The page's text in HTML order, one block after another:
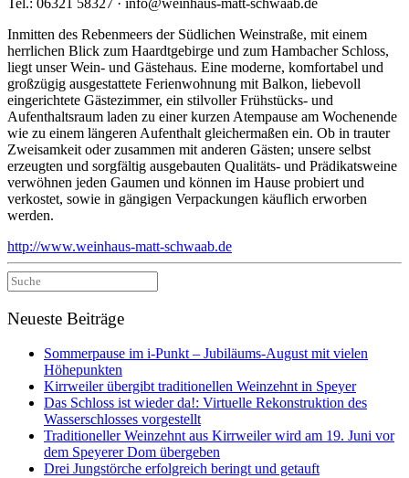
Tel.: 06321 58327 · info@weinhaus-matt-schwaab.de
Inmitten des Rebenmeers der Südlichen Weinstraße, mit einem
herrlichen Blick zum Haardtgebirge und zum Hambacher Schloss,
liegt unser Wein- und Gästehaus. Eine moderne, komfortabel und
großzügig ausgestattete Ferienwohnung mit Balkon, liebevoll
eingerichtete Gästezimmer, ein stilvoller Frühstücks- und
Aufenthaltsraum laden zu einer kurzen Atempause am Wochenende
wie zu einem längeren Aufenthalt gleichermaßen ein. Ob in trauter
Zweisamkeit oder zusammen mit anderen Gästen; unsere selbst
erzeugten und sorgfältig ausgebauten Qualitäts- und Prädikatsweine
verwöhnen jeden Gaumen und können im Hause probiert und
verkostet, sowie in gängigen Verpackungen käuflich erworben
werden.
http://www.weinhaus-matt-schwaab.de
Suche
nach:
Neueste Beiträge
Sommerpause im i-Punkt – Jubiläums-August mit vielen
Höhepunkten
Kirrweiler übergibt traditionellen Weinzehnt in Speyer
Das Schloss ist wieder da!: Virtuelle Rekonstruktion des
Wasserschlosses vorgestellt
Traditioneller Weinzehnt aus Kirrweiler wird am 19. Juni vor
dem Speyerer Dom übergeben
Drei Jungstörche erfolgreich beringt und getauft